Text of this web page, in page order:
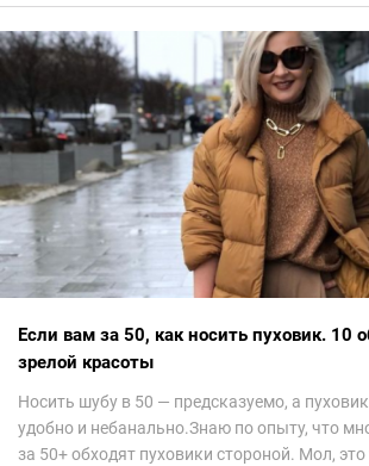
невероятно красиво.Все стереотипы, какие
арабских дизайнеров, рассеялись как дым.
сегодня сложно увидеть на других известных
мод.Самое интересное сейчас покажу ?
Если вам за 50, как носить пуховик. 10
зрелой красоты
Носить шубу в 50 — предсказуемо, а
удобно и небанально.Знаю по опыту, что
за 50+ обходят пуховики стороной. Мол,